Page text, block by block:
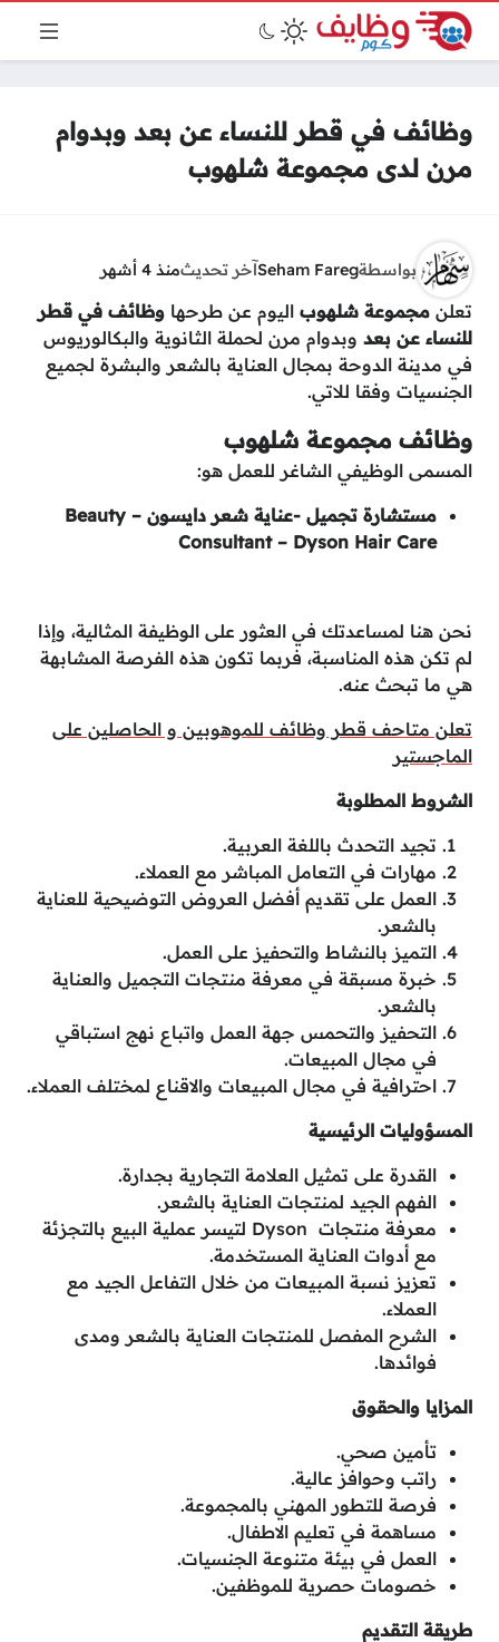
وظائف في قطر للنساء عن بعد وبدوام
مرن لدى مجموعة شلهوب
بواسطةSeham Faregآخر تحديثمنذ 4 أشهر
تعلن مجموعة شلهوب اليوم عن طرحها وظائف في قطر
للنساء عن بعد وبدوام مرن لحملة الثانوية والبكالوريوس
في مدينة الدوحة بمجال العناية بالشعر والبشرة لجميع
الجنسيات وفقا للاتي.
وظائف مجموعة شلهوب
المسمى الوظيفي الشاغر للعمل هو:
مستشارة تجميل -عناية شعر دايسون – Beauty
Consultant – Dyson Hair Care
نحن هنا لمساعدتك في العثور على الوظيفة المثالية، وإذا
لم تكن هذه المناسبة، فربما تكون هذه الفرصة المشابهة
هي ما تبحث عنه.
تعلن متاحف قطر وظائف للموهوبين و الحاصلين على
الماجستير
الشروط المطلوبة
تجيد التحدث باللغة العربية.
مهارات في التعامل المباشر مع العملاء.
العمل على تقديم أفضل العروض التوضيحية للعناية
بالشعر.
التميز بالنشاط والتحفيز على العمل.
خبرة مسبقة في معرفة منتجات التجميل والعناية
بالشعر.
التحفيز والتحمس جهة العمل واتباع نهج استباقي
في مجال المبيعات.
احترافية في مجال المبيعات والاقناع لمختلف العملاء.
المسؤوليات الرئيسية
القدرة على تمثيل العلامة التجارية بجدارة.
الفهم الجيد لمنتجات العناية بالشعر.
معرفة منتجات Dyson لتيسر عملية البيع بالتجزئة
مع أدوات العناية المستخدمة.
تعزيز نسبة المبيعات من خلال التفاعل الجيد مع
العملاء.
الشرح المفصل للمنتجات العناية بالشعر ومدى
فوائدها.
المزايا والحقوق
تأمين صحي.
راتب وحوافز عالية.
فرصة للتطور المهني بالمجموعة.
مساهمة في تعليم الاطفال.
العمل في بيئة متنوعة الجنسيات.
خصومات حصرية للموظفين.
طريقة التقديم